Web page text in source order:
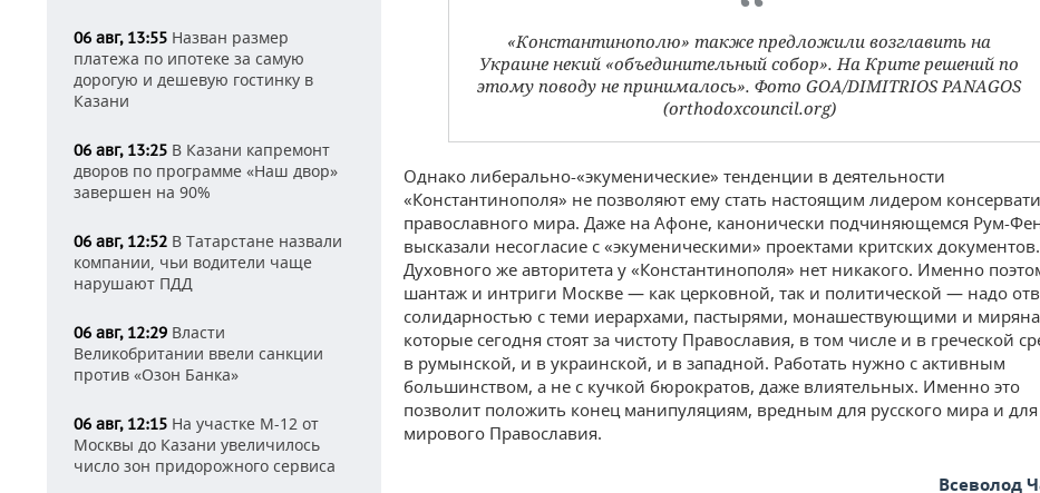
06 авг, 13:55 Назван размер
платежа по ипотеке за самую
дорогую и дешевую гостинку в
Казани
06 авг, 13:25 В Казани капремонт
дворов по программе «Наш двор»
завершен на 90%
06 авг, 12:52 В Татарстане назвали
компании, чьи водители чаще
нарушают ПДД
06 авг, 12:29 Власти
Великобритании ввели санкции
против «Озон Банка»
06 авг, 12:15 На участке М-12 от
Москвы до Казани увеличилось
число зон придорожного сервиса
«Константинополю» также предложили возглавить на
Украине некий «объединительный собор». На Крите решений по
этому поводу не принималось». Фото GOA/DIMITRIOS PANAGOS
(orthodoxcouncil.org)
Однако либерально-«экуменические» тенденции в деятельности
«Константинополя» не позволяют ему стать настоящим лидером
православного мира. Даже на Афоне, канонически подчиняющемся Рум-
высказали несогласие с «экуменическими» проектами критских документов.
Духовного же авторитета у «Константинополя» нет никакого. Именно
шантаж и интриги Москве — как церковной, так и политической — надо
солидарностью с теми иерархами, пастырями, монашествующими и
которые сегодня стоят за чистоту Православия, в том числе и в греческой
в румынской, и в украинской, и в западной. Работать нужно с активным
большинством, а не с кучкой бюрократов, даже влиятельных. Именно это
позволит положить конец манипуляциям, вредным для русского мира и для
мирового Православия.
Всеволод